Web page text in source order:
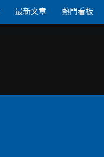
最新文章 熱門看板